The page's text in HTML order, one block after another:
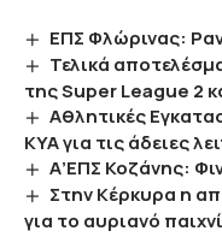
ΕΠΣ Φλώρινας:
Τελικά
της Super League 2
Αθλητικές
ΚΥΑ για τις άδειες
Α’ΕΠΣ Κοζάνης:
Στην Κέρκυρα η
για το αυριανό